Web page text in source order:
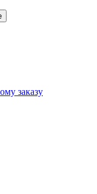
заказу